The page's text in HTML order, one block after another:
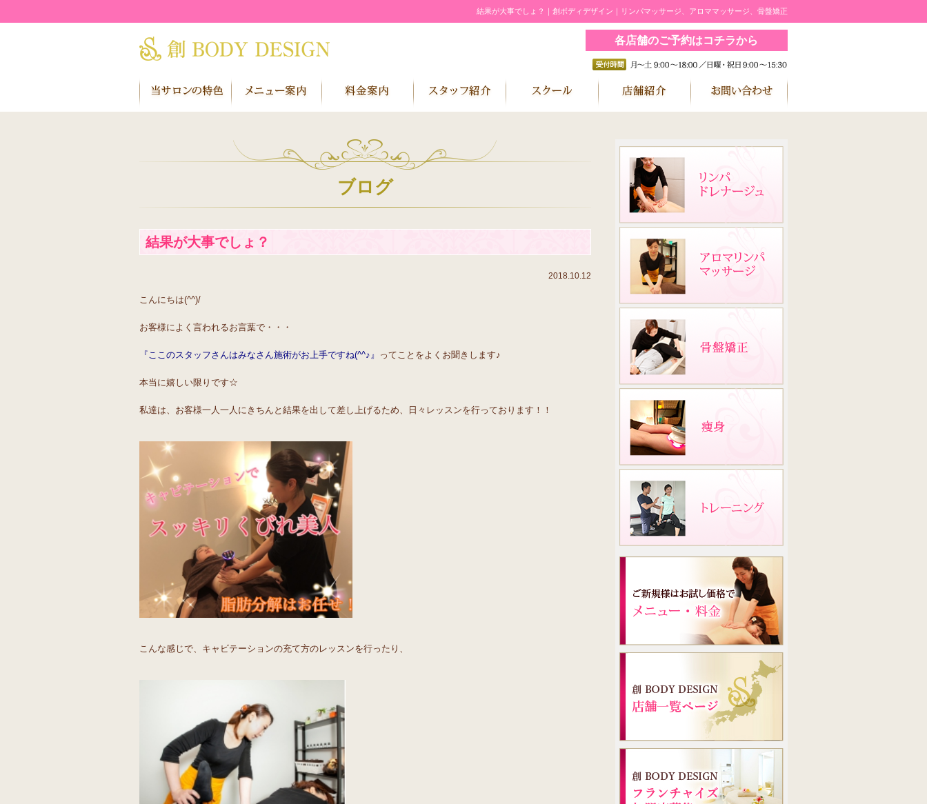
結果が大事でしょ？｜創ボディデザイン｜リンパマッサージ、アロママッサージ、骨盤矯正
各店舗のご予約はコチラから
ブログ
結果が大事でしょ？
2018.10.12
こんにちは(^^)/
お客様によく言われるお言葉で・・・
『ここのスタッフさんはみなさん施術がお上手ですね(^^♪』 ってことをよくお聞きします♪
本当に嬉しい限りです☆
私達は、お客様一人一人にきちんと結果を出して差し上げるため、日々レッスンを行っております！！
こんな感じで、キャビテーションの充て方のレッスンを行ったり、